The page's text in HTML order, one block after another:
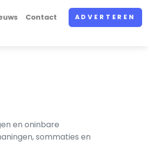
Contact ADVERTEREN
en oninbare
sommaties en